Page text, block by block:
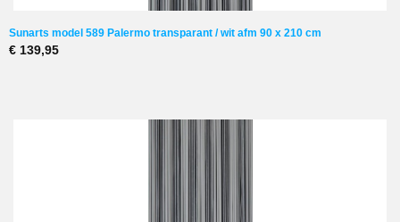
Sunarts model 589 Palermo transparant / wit afm 90 x 210 cm
€ 139,95